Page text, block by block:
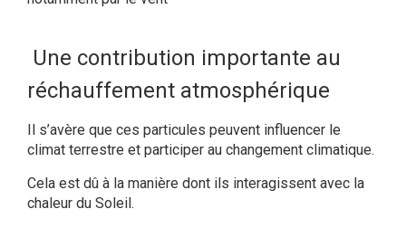
Une contribution importante au
réchauffement atmosphérique
Il s’avère que ces particules peuvent influencer le
climat terrestre et participer au changement climatique.
Cela est dû à la manière dont ils interagissent avec la
chaleur du Soleil.